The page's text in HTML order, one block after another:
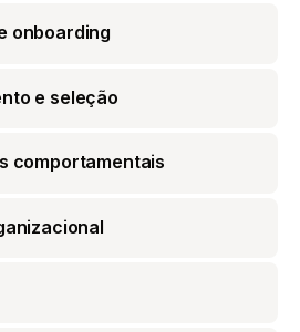
onboarding
e seleção
comportamentais